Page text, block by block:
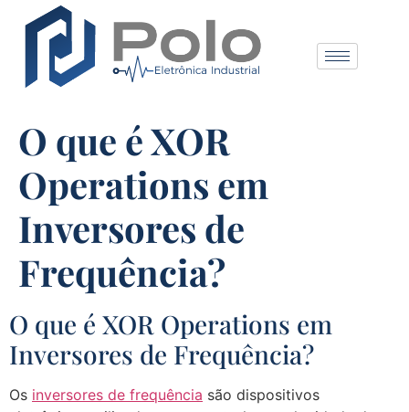
O que é XOR
Operations em
Inversores de
Frequência?
O que é XOR Operations em
Inversores de Frequência?
Os inversores de frequência são dispositivos